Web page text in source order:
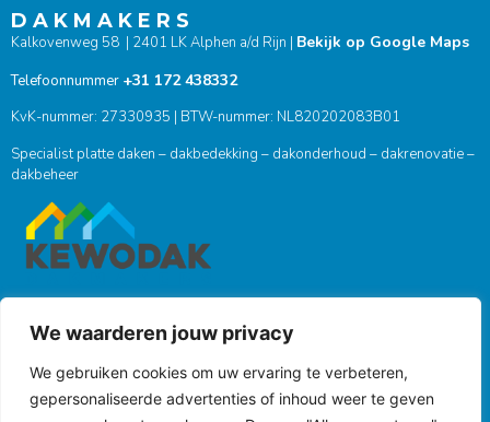
We waarderen jouw privacy
We gebruiken cookies om uw ervaring te verbeteren,
gepersonaliseerde advertenties of inhoud weer te geven
D A K M A K E R S
Kalkovenweg 58 | 2401 LK Alphen a/d Rijn | Bekijk op Google Maps
Telefoonnummer +31 172 438332
KvK-nummer: 27330935 | BTW-nummer: NL820202083B01
Specialist platte daken – dakbedekking – dakonderhoud – dakrenovatie –
dakbeheer
ONZE SOCIALS